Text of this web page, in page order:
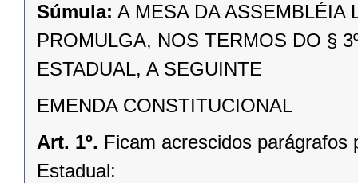
Súmula: A MESA DA ASSEMBLÉIA
PROMULGA, NOS TERMOS DO §
ESTADUAL, A SEGUINTE
EMENDA CONSTITUCIONAL
Art. 1º. Ficam acrescidos
Estadual: